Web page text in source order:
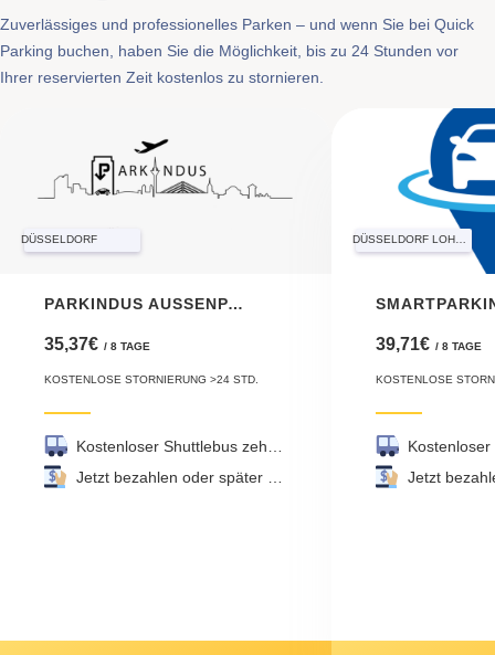
Zuverlässiges und professionelles Parken – und wenn Sie bei Quick
Parking buchen, haben Sie die Möglichkeit, bis zu 24 Stunden vor
Ihrer reservierten Zeit kostenlos zu stornieren.
DÜSSELDORF
PARKINDUS AUSSENPARKPLATZ DÜSSELDORF
35,37€ / 8 TAGE
KOSTENLOSE STORNIERUNG >24 STD.
DÜSSELDORF LOHAUSEN
39,71€ / 8 TAGE
KOSTENLOSE